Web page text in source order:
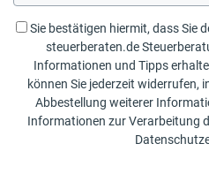
Sie bestätigen hiermit, dass Sie
steuerberaten.de
Informationen und Tipps
können Sie jederzeit widerrufen,
Abbestellung weiterer Informationen enthalten sein. Weitere
Informationen zur Verarbeitung